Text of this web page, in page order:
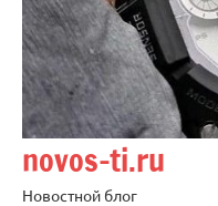
novos-ti.ru
Новостной блог